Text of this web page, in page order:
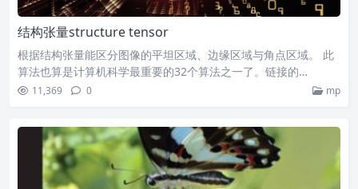
结构张量structure tensor
根据结构张量能区分图像的平坦区域、边缘区域与角点区域。 此
算法也算是计算机科学最重要的32个算法之一了。链接的…
11,369 0 mp